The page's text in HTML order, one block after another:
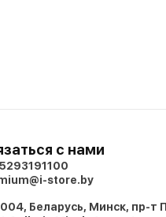
с нами
store.by
Беларусь, Минск, пр-т